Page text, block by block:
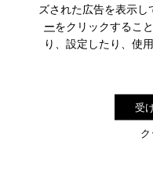
ズされた広告を表示し
ーをクリックするこ
り、設定したり、使
受
追加